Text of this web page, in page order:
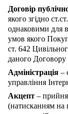
Договір
якого згідно
однаковими для
умов якого
ст. 642
даного
Адміністрація –
управління
Акцепт –
(натисканням